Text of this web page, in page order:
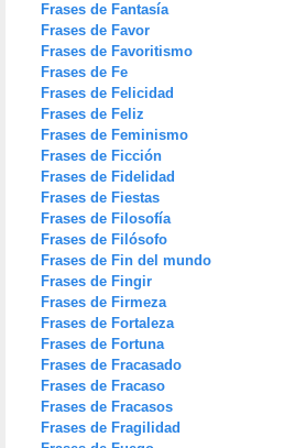
Frases de Fantasía
Frases de Favor
Frases de Favoritismo
Frases de Fe
Frases de Felicidad
Frases de Feliz
Frases de Feminismo
Frases de Ficción
Frases de Fidelidad
Frases de Fiestas
Frases de Filosofía
Frases de Filósofo
Frases de Fin del mundo
Frases de Fingir
Frases de Firmeza
Frases de Fortaleza
Frases de Fortuna
Frases de Fracasado
Frases de Fracaso
Frases de Fracasos
Frases de Fragilidad